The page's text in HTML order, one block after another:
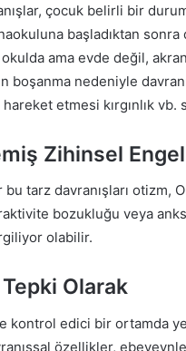
çocuk belirli bir
başladıktan sonra
ama evde değil, akran
boşanma nedeniyle
etmesi kırgınlık
Zihinsel
bu tarz davranışları
bozukluğu veya
olabilir.
Tepki Olarak
kontrol edici bir ortamda
özellikler,